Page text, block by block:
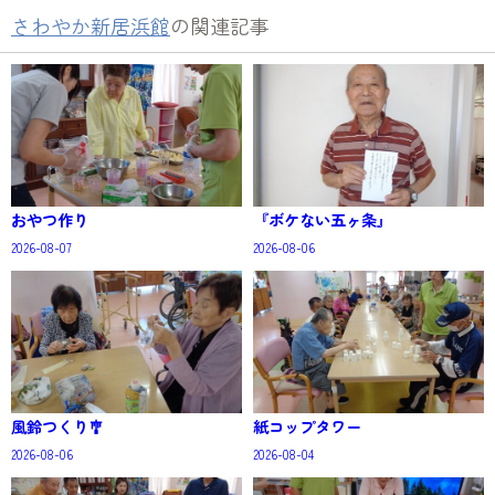
さわやか新居浜館の関連記事
おやつ作り
2026-08-07
『ボケない五ヶ条』
2026-08-06
風鈴つくり🎐
2026-08-06
紙コップタワー
2026-08-04